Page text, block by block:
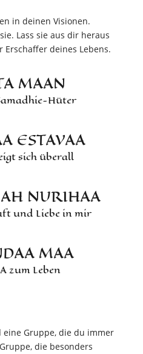
in deinen Visionen.
Lass sie aus dir heraus
deines Lebens.
MAAN
Hüter
ESTAVAA
sich überall
NURIHAA
und Liebe in mir
MAA
zum Leben
eine Gruppe, die du immer
die besonders